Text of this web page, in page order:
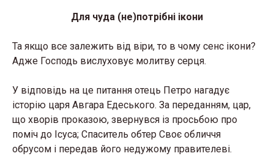
Для чуда (не)потрібні ікони
Та якщо все залежить від віри, то в чому сенс ікони?
Адже Господь вислуховує молитву серця.
У відповідь на це питання отець Петро нагадує
історію царя Авгара Едеського. За переданням, цар,
що хворів проказою, звернувся із просьбою про
поміч до Ісуса; Спаситель обтер Своє обличчя
обрусом і передав його недужому правителеві.